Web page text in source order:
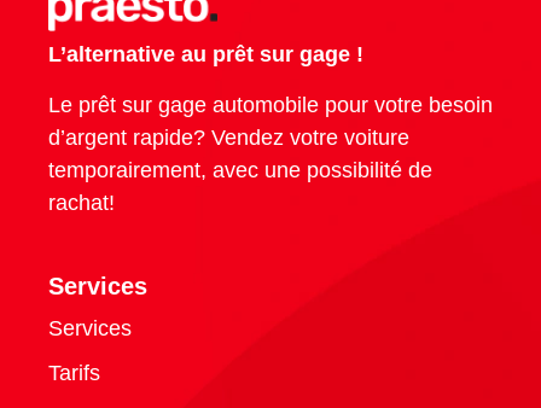
L’alternative au prêt sur gage !
Le prêt sur gage automobile pour votre besoin
d’argent rapide? Vendez votre voiture
temporairement, avec une possibilité de
rachat!
Services
Services
Tarifs